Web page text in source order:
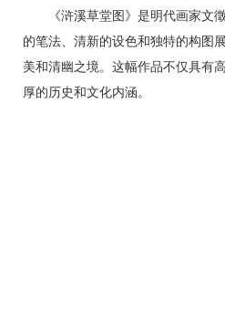
《浒溪草堂图》是明代画家文
的笔法、清新的设色和独特的构图
美和清幽之境。这幅作品不仅具有
厚的历史和文化内涵。